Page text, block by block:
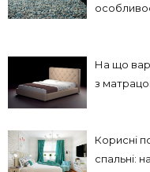
На що
з
Корисні
спальні: